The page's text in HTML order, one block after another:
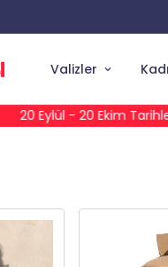
Valizler
Arasında Geçerli